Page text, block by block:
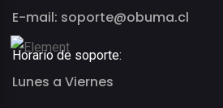
E-mail: soporte@obuma.cl
Horario de soporte:
Lunes a Viernes